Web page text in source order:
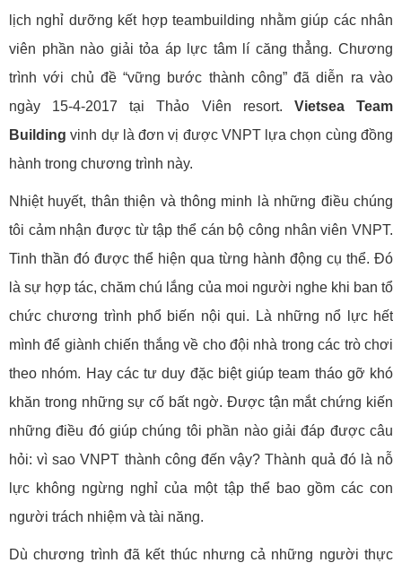
lịch nghỉ dưỡng kết hợp teambuilding nhằm giúp các nhân
viên phần nào giải tỏa áp lực tâm lí căng thẳng. Chương
trình với chủ đề “vững bước thành công” đã diễn ra vào
ngày 15-4-2017 tại Thảo Viên resort. Vietsea Team
Building vinh dự là đơn vị được VNPT lựa chọn cùng đồng
hành trong chương trình này.
Nhiệt huyết, thân thiện và thông minh là những điều chúng
tôi cảm nhận được từ tập thể cán bộ công nhân viên VNPT.
Tinh thần đó được thể hiện qua từng hành động cụ thể. Đó
là sự hợp tác, chăm chú lắng của moi người nghe khi ban tổ
chức chương trình phổ biến nội qui. Là những nổ lực hết
mình để giành chiến thắng về cho đội nhà trong các trò chơi
theo nhóm. Hay các tư duy đặc biệt giúp team tháo gỡ khó
khăn trong những sự cố bất ngờ. Được tận mắt chứng kiến
những điều đó giúp chúng tôi phần nào giải đáp được câu
hỏi: vì sao VNPT thành công đến vậy? Thành quả đó là nỗ
lực không ngừng nghỉ của một tập thể bao gồm các con
người trách nhiệm và tài năng.
Dù chương trình đã kết thúc nhưng cả những người thực